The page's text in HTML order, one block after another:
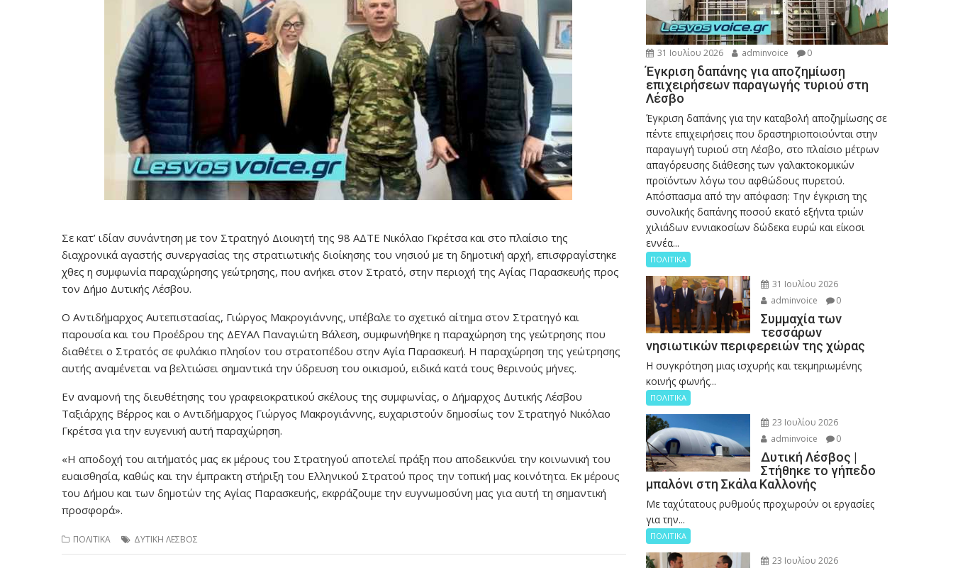
Σε κατ’ ιδίαν συνάντηση με τον Στρατηγό Διοικητή της 98 ΑΔΤΕ Νικόλαο Γκρέτσα και στο πλαίσιο της
διαχρονικά αγαστής συνεργασίας της στρατιωτικής διοίκησης του νησιού με τη δημοτική αρχή, επισφραγίστηκε
χθες η συμφωνία παραχώρησης γεώτρησης, που ανήκει στον Στρατό, στην περιοχή της Αγίας Παρασκευής προς
τον Δήμο Δυτικής Λέσβου.
Ο Αντιδήμαρχος Αυτεπιστασίας, Γιώργος Μακρογιάννης, υπέβαλε το σχετικό αίτημα στον Στρατηγό και
παρουσία και του Προέδρου της ΔΕΥΑΛ Παναγιώτη Βάλεση, συμφωνήθηκε η παραχώρηση της γεώτρησης που
διαθέτει ο Στρατός σε φυλάκιο πλησίον του στρατοπέδου στην Αγία Παρασκευή. Η παραχώρηση της γεώτρησης
αυτής αναμένεται να βελτιώσει σημαντικά την ύδρευση του οικισμού, ειδικά κατά τους θερινούς μήνες.
Εν αναμονή της διευθέτησης του γραφειοκρατικού σκέλους της συμφωνίας, ο Δήμαρχος Δυτικής Λέσβου
Ταξιάρχης Βέρρος και ο Αντιδήμαρχος Γιώργος Μακρογιάννης, ευχαριστούν δημοσίως τον Στρατηγό Νικόλαο
Γκρέτσα για την ευγενική αυτή παραχώρηση.
«Η αποδοχή του αιτήματός μας εκ μέρους του Στρατηγού αποτελεί πράξη που αποδεικνύει την κοινωνική του
ευαισθησία, καθώς και την έμπρακτη στήριξη του Ελληνικού Στρατού προς την τοπική μας κοινότητα. Εκ μέρους
του Δήμου και των δημοτών της Αγίας Παρασκευής, εκφράζουμε την ευγνωμοσύνη μας για αυτή τη σημαντική
προσφορά».
ΠΟΛΙΤΙΚΑ ΔΥΤΙΚΗ ΛΕΣΒΟΣ
31 Ιουλίου 2026 adminvoice 0
Έγκριση δαπάνης για αποζημίωση
επιχειρήσεων παραγωγής τυριού στη
Λέσβο
Έγκριση δαπάνης για την καταβολή αποζημίωσης σε
πέντε επιχειρήσεις που δραστηριοποιούνται στην
παραγωγή τυριού στη Λέσβο, στο πλαίσιο μέτρων
απαγόρευσης διάθεσης των γαλακτοκομικών
προϊόντων λόγω του αφθώδους πυρετού.
Απόσπασμα από την απόφαση: Την έγκριση της
συνολικής δαπάνης ποσού εκατό εξήντα τριών
χιλιάδων εννιακοσίων δώδεκα ευρώ και είκοσι
εννέα...
ΠΟΛΙΤΙΚΑ
31 Ιουλίου 2026
adminvoice
0
Συμμαχία των
τεσσάρων
νησιωτικών περιφερειών της χώρας
Η συγκρότηση μιας ισχυρής και τεκμηριωμένης
κοινής φωνής...
ΠΟΛΙΤΙΚΑ
23 Ιουλίου 2026
adminvoice
0
Δυτική Λέσβος |
Στήθηκε το γήπεδο
μπαλόνι στη Σκάλα Καλλονής
Με ταχύτατους ρυθμούς προχωρούν οι εργασίες
για την...
ΠΟΛΙΤΙΚΑ
23 Ιουλίου 2026